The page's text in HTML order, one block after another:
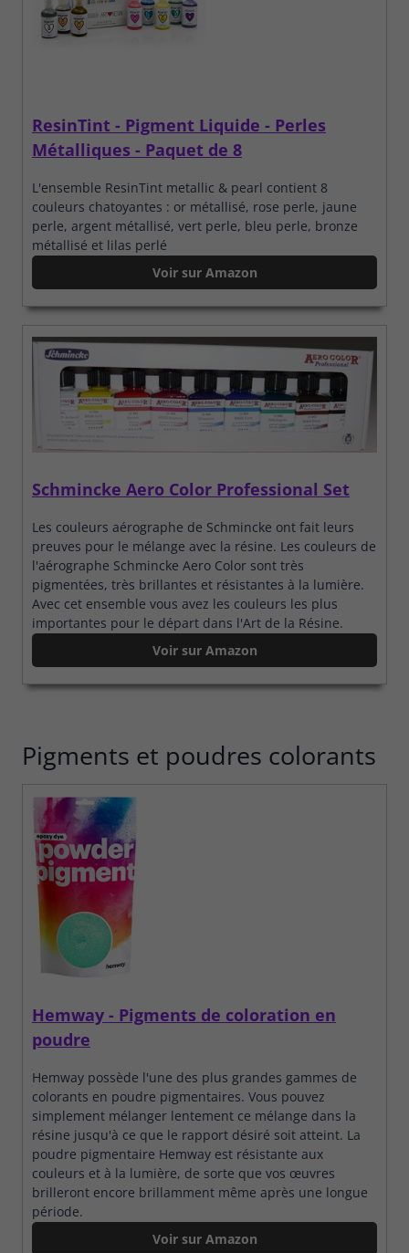
ResinTint - Pigment Liquide - Perles
Métalliques - Paquet de 8
L'ensemble ResinTint metallic & pearl contient 8
couleurs chatoyantes : or métallisé, rose perle, jaune
perle, argent métallisé, vert perle, bleu perle, bronze
métallisé et lilas perlé
Voir sur Amazon
Schmincke Aero Color Professional Set
Les couleurs aérographe de Schmincke ont fait leurs
preuves pour le mélange avec la résine. Les couleurs de
l'aérographe Schmincke Aero Color sont très
pigmentées, très brillantes et résistantes à la lumière.
Avec cet ensemble vous avez les couleurs les plus
importantes pour le départ dans l'Art de la Résine.
Voir sur Amazon
Pigments et poudres colorants
Hemway - Pigments de coloration en
poudre
Hemway possède l'une des plus grandes gammes de
colorants en poudre pigmentaires. Vous pouvez
simplement mélanger lentement ce mélange dans la
résine jusqu'à ce que le rapport désiré soit atteint. La
poudre pigmentaire Hemway est résistante aux
couleurs et à la lumière, de sorte que vos œuvres
brilleront encore brillamment même après une longue
période.
Voir sur Amazon